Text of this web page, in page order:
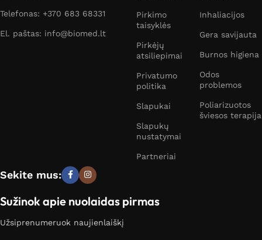
Telefonas: +370 683 68331
El. paštas: info@biomed.lt
Pirkimo
taisyklės
Pirkėjų
atsiliepimai
Privatumo
politika
Slapukai
Slapukų
nustatymai
Partneriai
Inhaliacijos
Gera savijauta
Burnos higiena
Odos
problemos
Poliarizuotos
šviesos terapija
Sekite mus:
Sužinok apie nuolaidas pirmas
Užsiprenumeruok naujienlaiškį